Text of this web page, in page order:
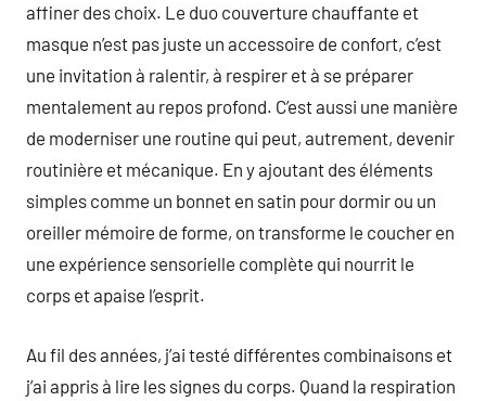
affiner des choix. Le duo couverture chauffante et
masque n’est pas juste un accessoire de confort, c’est
une invitation à ralentir, à respirer et à se préparer
mentalement au repos profond. C’est aussi une manière
de moderniser une routine qui peut, autrement, devenir
routinière et mécanique. En y ajoutant des éléments
simples comme un bonnet en satin pour dormir ou un
oreiller mémoire de forme, on transforme le coucher en
une expérience sensorielle complète qui nourrit le
corps et apaise l’esprit.
Au fil des années, j’ai testé différentes combinaisons et
j’ai appris à lire les signes du corps. Quand la respiration